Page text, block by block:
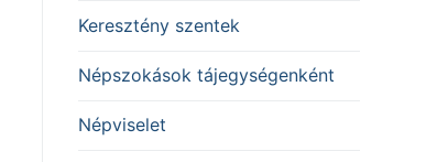
Keresztény szentek
Népszokások tájegységenként
Népviselet